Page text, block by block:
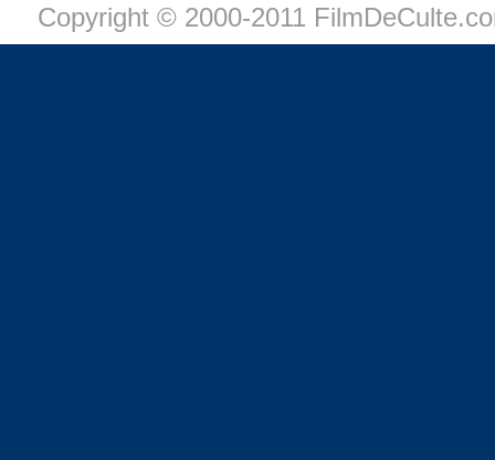
Copyright © 2000-2011